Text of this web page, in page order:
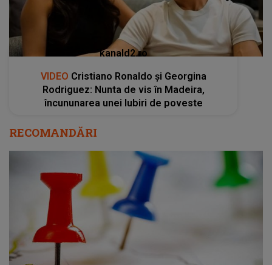
kanald2.ro
VIDEO Cristiano Ronaldo și Georgina
Rodriguez: Nunta de vis în Madeira,
încununarea unei Iubiri de poveste
RECOMANDĂRI